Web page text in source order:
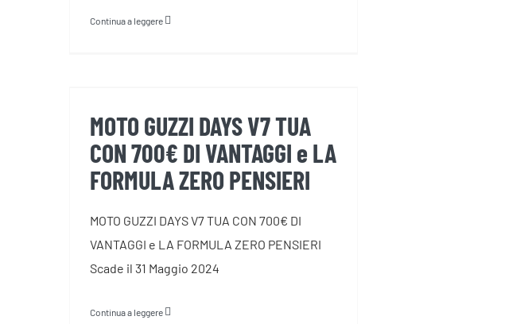
Continua a leggere
FORMULA ZERO PENSIERI
MOTO GUZZI DAYS V7 TUA
CON 700€ DI VANTAGGI e LA
FORMULA ZERO PENSIERI
MOTO GUZZI DAYS V7 TUA CON 700€ DI
VANTAGGI e LA FORMULA ZERO PENSIERI
Scade il 31 Maggio 2024
Continua a leggere